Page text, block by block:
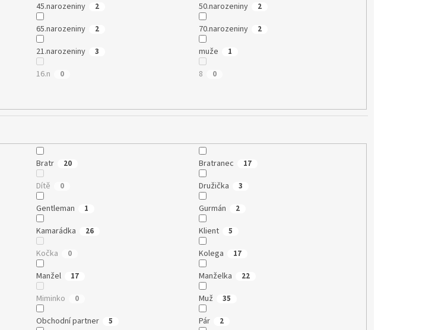
45.narozeniny 2 50.narozeniny 2
65.narozeniny 2 70.narozeniny 2
21.narozeniny 3 muže 1
16.n 0 8 0
Bratr 20 Bratranec 17
Dítě 0 Družička 3
Gentleman 1 Gurmán 2
Kamarádka 26 Klient 5
Kočka 0 Kolega 17
Manžel 17 Manželka 22
Miminko 0 Muž 35
Obchodní partner 5 Pár 2